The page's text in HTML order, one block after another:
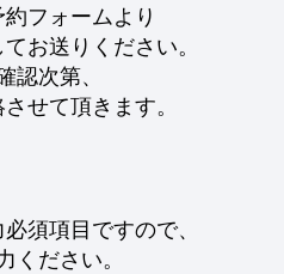
フォームより
お送りください。
認次第、
せて頂きます。
須項目ですので、
ください。